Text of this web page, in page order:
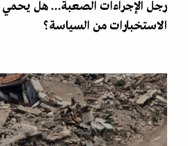
رجل الإجراءات الصعبة... هل يحمي
الاستخبارات من السياسة؟